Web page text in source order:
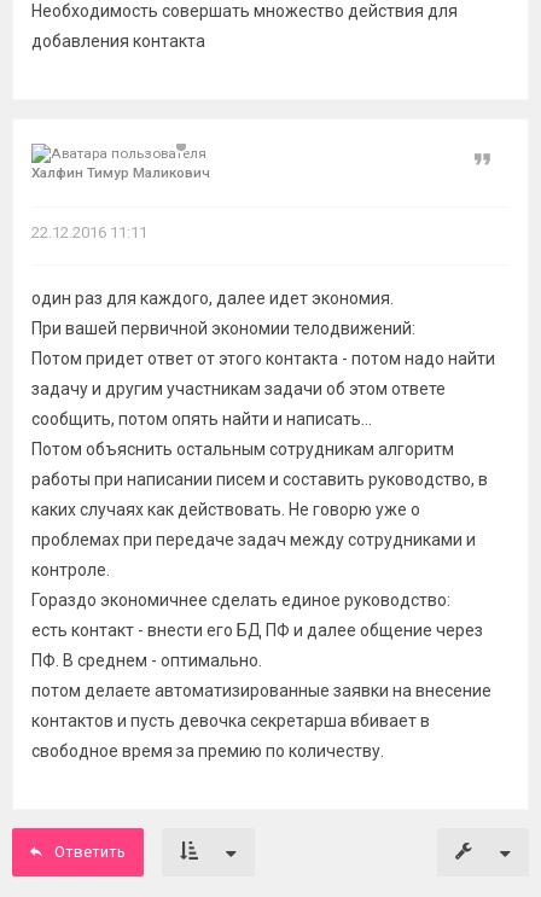
Необходимость совершать множество действия для
добавления контакта
Халфин Тимур Маликович
Цитата
22.12.2016 11:11
один раз для каждого, далее идет экономия.
При вашей первичной экономии телодвижений:
Потом придет ответ от этого контакта - потом надо найти
задачу и другим участникам задачи об этом ответе
сообщить, потом опять найти и написать...
Потом объяснить остальным сотрудникам алгоритм
работы при написании писем и составить руководство, в
каких случаях как действовать. Не говорю уже о
проблемах при передаче задач между сотрудниками и
контроле.
Гораздо экономичнее сделать единое руководство:
есть контакт - внести его БД ПФ и далее общение через
ПФ. В среднем - оптимально.
потом делаете автоматизированные заявки на внесение
контактов и пусть девочка секретарша вбивает в
свободное время за премию по количеству.
Ответить